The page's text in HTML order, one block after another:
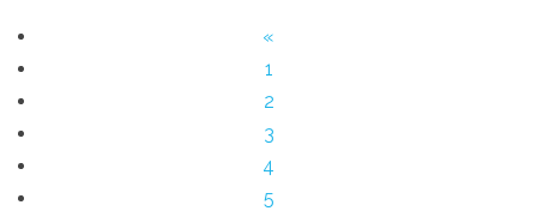
«
1
2
3
4
5